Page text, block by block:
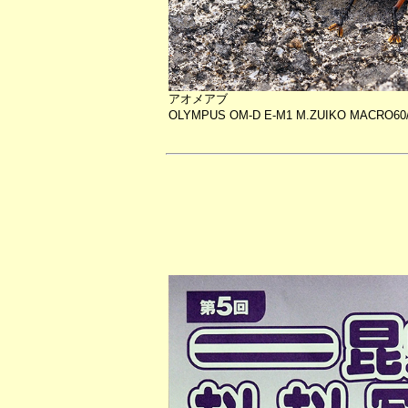
アオメアブ
OLYMPUS OM-D E-M1 M.ZUIKO